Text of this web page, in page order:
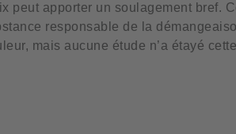
peut apporter un soulagement bref.
responsable de la
mais aucune étude n’a étayé